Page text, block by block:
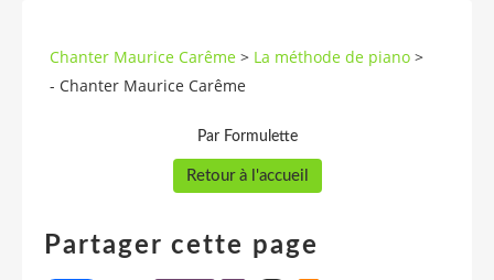
Chanter Maurice Carême > La méthode de piano >
- Chanter Maurice Carême
Par Formulette
Retour à l'accueil
Partager cette page